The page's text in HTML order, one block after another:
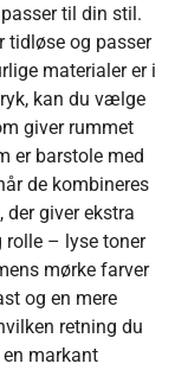
til din stil.
tidløse og passer
materialer er i
kan du vælge
giver rummet
er barstole med
de kombineres
giver ekstra
rolle – lyse toner
mørke farver
og en mere
retning du
markant